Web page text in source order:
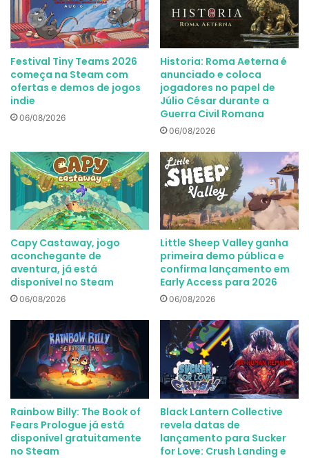
Festival Tiny Teams 2026
começa na Steam com
ofertas e demos de jogos
indie
06/08/2026
Historia: Roma Aeterna é
anunciado e coloca
jogadores no papel de
Júlio César durante a
Guerra Civil Romana
06/08/2026
Capy Castaway, jogo
aconchegante de
aventura, já está
disponível no Steam
06/08/2026
Little Sheep Valley ganha
primeira demo pública e
confirma lançamento em
Early Access para 2026
06/08/2026
Rainbow Billy: The Book of
Fears Prologue já está
disponível gratuitamente
no Steam
Black Lantern Collective
revela datas de
lançamento para Sucker
for Love: Crush Landing e